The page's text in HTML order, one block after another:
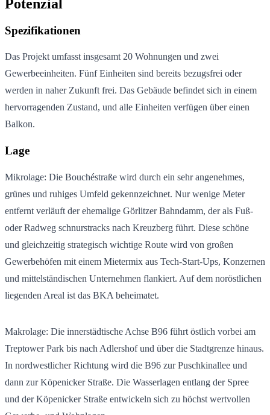
Potenzial
Spezifikationen
Das Projekt umfasst insgesamt 20 Wohnungen und zwei
Gewerbeeinheiten. Fünf Einheiten sind bereits bezugsfrei oder
werden in naher Zukunft frei. Das Gebäude befindet sich in einem
hervorragenden Zustand, und alle Einheiten verfügen über einen
Balkon.
Lage
Mikrolage: Die Bouchéstraße wird durch ein sehr angenehmes,
grünes und ruhiges Umfeld gekennzeichnet. Nur wenige Meter
entfernt verläuft der ehemalige Görlitzer Bahndamm, der als Fuß-
oder Radweg schnurstracks nach Kreuzberg führt. Diese schöne
und gleichzeitig strategisch wichtige Route wird von großen
Gewerbehöfen mit einem Mietermix aus Tech-Start-Ups, Konzernen
und mittelständischen Unternehmen flankiert. Auf dem noröstlichen
liegenden Areal ist das BKA beheimatet.
Makrolage: Die innerstädtische Achse B96 führt östlich vorbei am
Treptower Park bis nach Adlershof und über die Stadtgrenze hinaus.
In nordwestlicher Richtung wird die B96 zur Puschkinallee und
dann zur Köpenicker Straße. Die Wasserlagen entlang der Spree
und der Köpenicker Straße entwickeln sich zu höchst wertvollen